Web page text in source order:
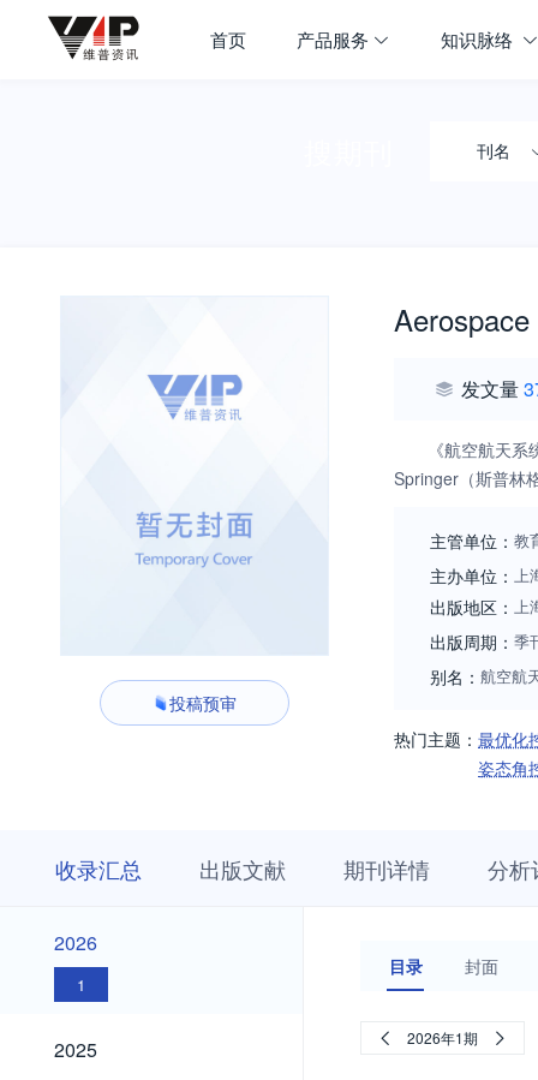
首页 产品服务 知识脉络
刊名
投稿预审
发文量
《航空航天
Springer（斯普林
主管单位： 教
主办单位： 上
出版地区： 上
出版周期： 季
别名： 航空航
热门主题： 最优化
姿态角
收录汇总 出版文献 期刊详情 分析
2026
2026
1
2025
2025
目录 封面
2026年1期